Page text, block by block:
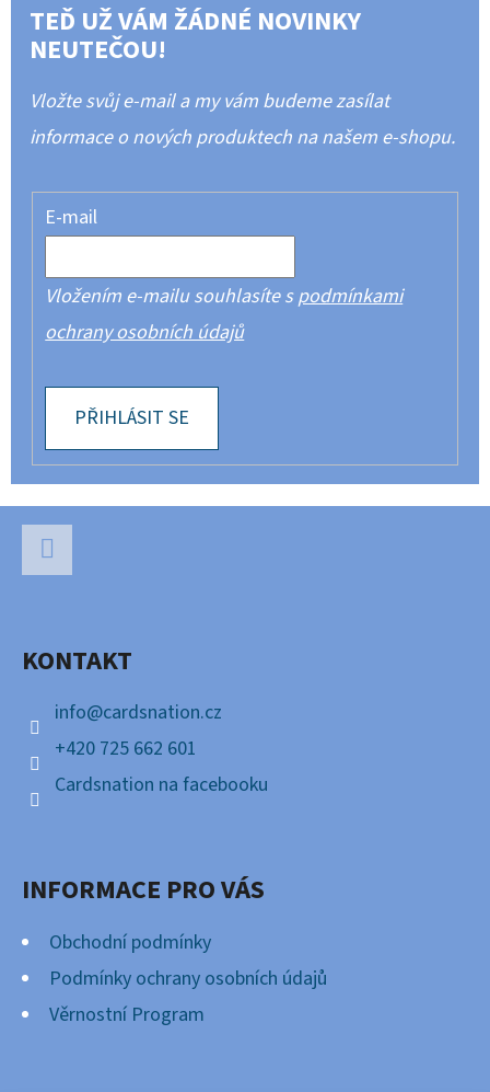
TEĎ UŽ VÁM ŽÁDNÉ NOVINKY
NEUTEČOU!
Vložte svůj e-mail a my vám budeme zasílat
informace o nových produktech na našem e-shopu.
E-mail
Vložením e-mailu souhlasíte spodmínkami
ochrany osobních údajů
PŘIHLÁSIT SE
KONTAKT
info@cardsnation.cz
+420 725 662 601
Cardsnation na facebooku
INFORMACE PRO VÁS
Obchodní podmínky
Podmínky ochrany osobních údajů
Věrnostní Program